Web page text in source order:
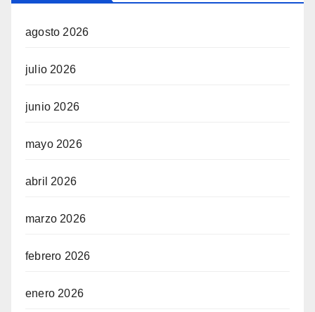
agosto 2026
julio 2026
junio 2026
mayo 2026
abril 2026
marzo 2026
febrero 2026
enero 2026